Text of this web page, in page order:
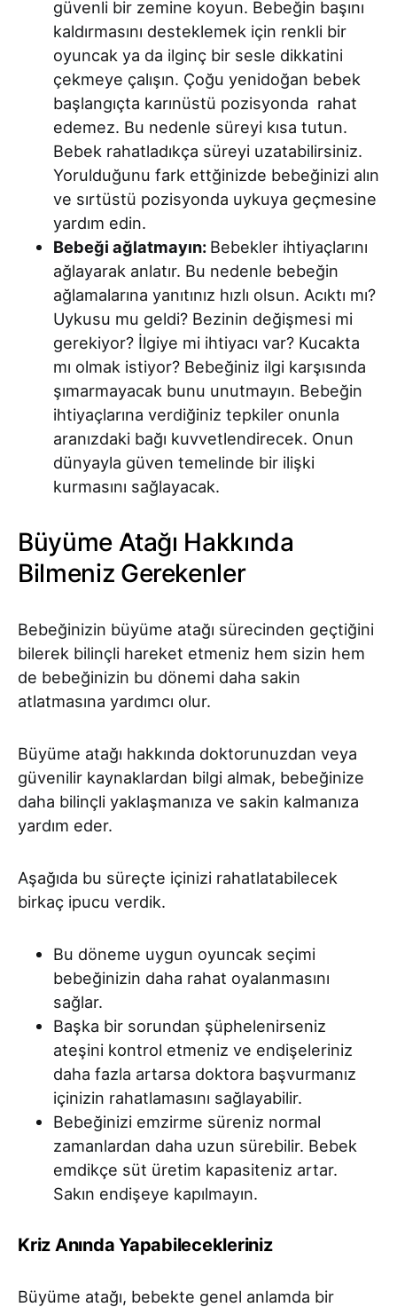
güvenli bir zemine koyun. Bebeğin başını
kaldırmasını desteklemek için renkli bir
oyuncak ya da ilginç bir sesle dikkatini
çekmeye çalışın. Çoğu yenidoğan bebek
başlangıçta karınüstü pozisyonda rahat
edemez. Bu nedenle süreyi kısa tutun.
Bebek rahatladıkça süreyi uzatabilirsiniz.
Yorulduğunu fark ettğinizde bebeğinizi alın
ve sırtüstü pozisyonda uykuya geçmesine
yardım edin.
Bebeği ağlatmayın: Bebekler ihtiyaçlarını
ağlayarak anlatır. Bu nedenle bebeğin
ağlamalarına yanıtınız hızlı olsun. Acıktı mı?
Uykusu mu geldi? Bezinin değişmesi mi
gerekiyor? İlgiye mi ihtiyacı var? Kucakta
mı olmak istiyor? Bebeğiniz ilgi karşısında
şımarmayacak bunu unutmayın. Bebeğin
ihtiyaçlarına verdiğiniz tepkiler onunla
aranızdaki bağı kuvvetlendirecek. Onun
dünyayla güven temelinde bir ilişki
kurmasını sağlayacak.
Büyüme Atağı Hakkında
Bilmeniz Gerekenler
Bebeğinizin büyüme atağı sürecinden geçtiğini
bilerek bilinçli hareket etmeniz hem sizin hem
de bebeğinizin bu dönemi daha sakin
atlatmasına yardımcı olur.
Büyüme atağı hakkında doktorunuzdan veya
güvenilir kaynaklardan bilgi almak, bebeğinize
daha bilinçli yaklaşmanıza ve sakin kalmanıza
yardım eder.
Aşağıda bu süreçte içinizi rahatlatabilecek
birkaç ipucu verdik.
Bu döneme uygun oyuncak seçimi
bebeğinizin daha rahat oyalanmasını
sağlar.
Başka bir sorundan şüphelenirseniz
ateşini kontrol etmeniz ve endişeleriniz
daha fazla artarsa doktora başvurmanız
içinizin rahatlamasını sağlayabilir.
Bebeğinizi emzirme süreniz normal
zamanlardan daha uzun sürebilir. Bebek
emdikçe süt üretim kapasiteniz artar.
Sakın endişeye kapılmayın.
Kriz Anında Yapabilecekleriniz
Büyüme atağı, bebekte genel anlamda bir